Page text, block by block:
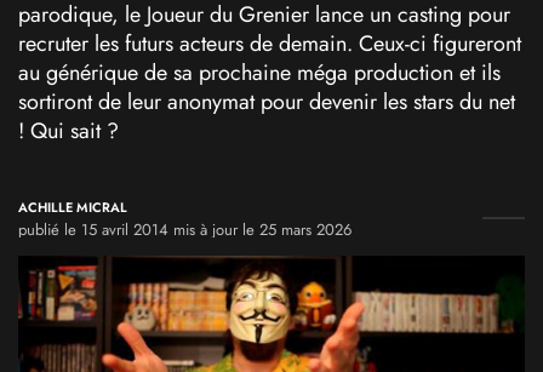
parodique, le Joueur du Grenier lance un casting pour
recruter les futurs acteurs de demain. Ceux-ci figureront
au générique de sa prochaine méga production et ils
sortiront de leur anonymat pour devenir les stars du net
! Qui sait ?
ACHILLE MICRAL
publié le 15 avril 2014 mis à jour le 25 mars 2026